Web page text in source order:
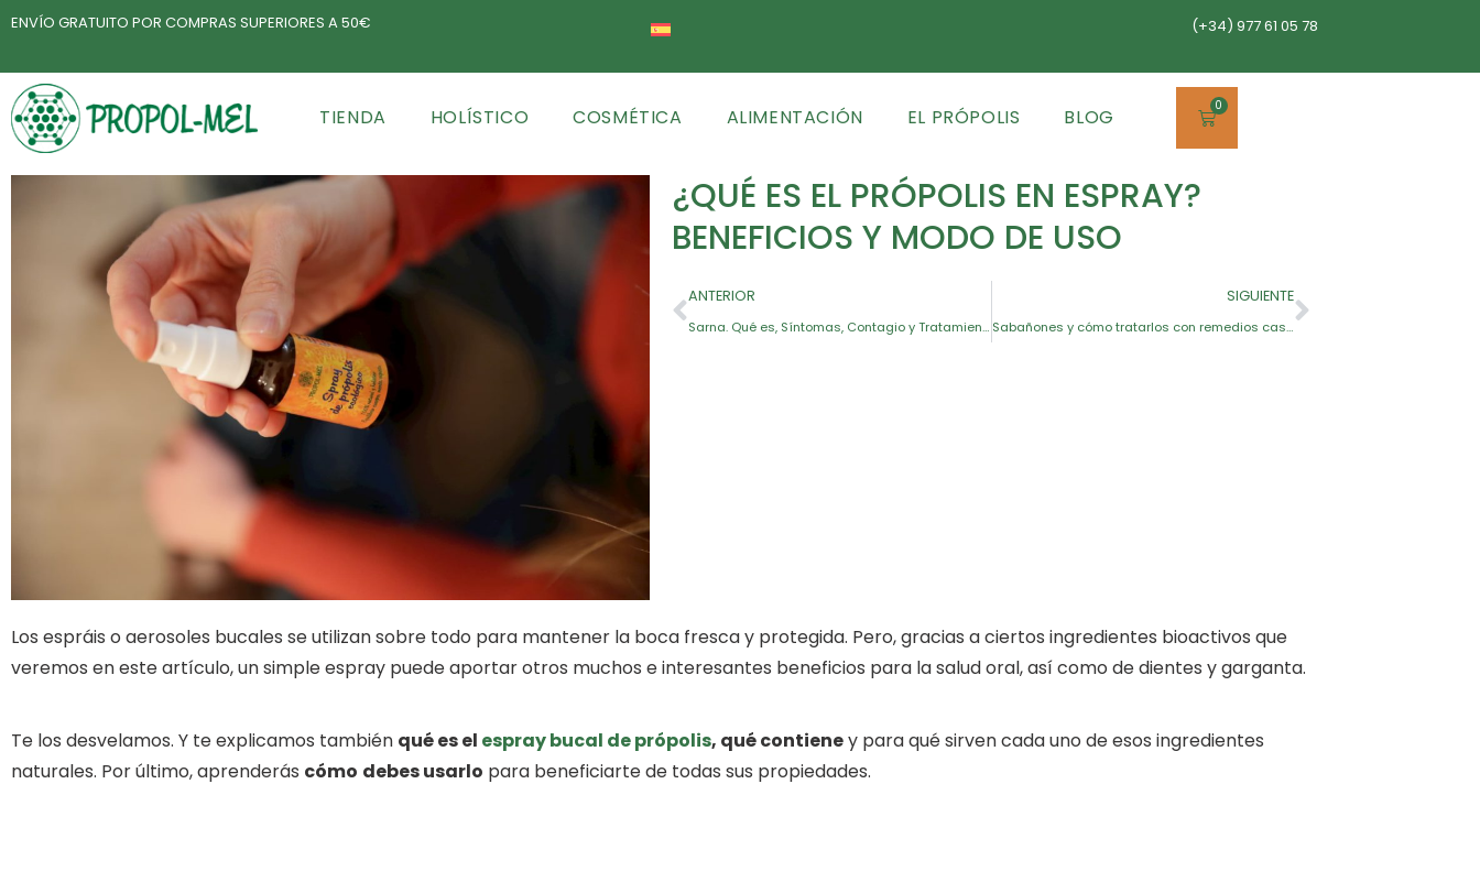
ENVÍO GRATUITO POR COMPRAS SUPERIORES A 50€ (+34) 977 61 05 78
TIENDA HOLÍSTICO COSMÉTICA ALIMENTACIÓN EL PRÓPOLIS BLOG 0
¿QUÉ ES EL PRÓPOLIS EN ESPRAY?
BENEFICIOS Y MODO DE USO
ANTERIOR
Sarna. Qué es, Síntomas, Contagio y Tratamiento de esta enfermedad de la piel
SIGUIENTE
Sabañones y cómo tratarlos con remedios caseros
Los espráis o aerosoles bucales se utilizan sobre todo para mantener la boca fresca y protegida. Pero, gracias a ciertos ingredientes bioactivos que
veremos en este artículo, un simple espray puede aportar otros muchos e interesantes beneficios para la salud oral, así como de dientes y garganta.
Te los desvelamos. Y te explicamos también qué es el espray bucal de própolis, qué contieney para qué sirven cada uno de esos ingredientes
naturales. Por último, aprenderás cómo debes usarlo para beneficiarte de todas sus propiedades.